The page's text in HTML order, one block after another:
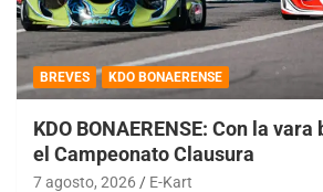
BREVES KDO BONAERENSE
KDO BONAERENSE: Con la
el Campeonato Clausura
7 agosto, 2026 E-Kart